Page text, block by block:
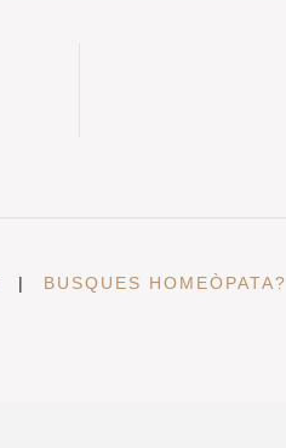
| BUSQUES HOMEÒPATA?